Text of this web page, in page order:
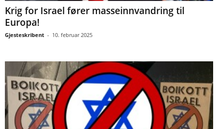
Krig for Israel fører masseinnvandring til
Europa!
Gjesteskribent - 10. februar 2025